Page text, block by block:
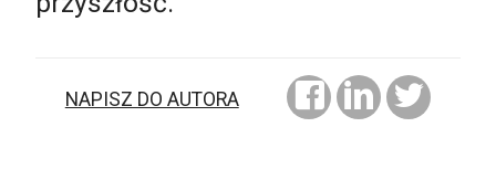
NAPISZ DO AUTORA